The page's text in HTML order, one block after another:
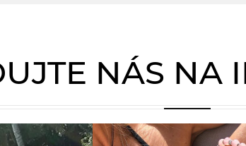
NÁS NA